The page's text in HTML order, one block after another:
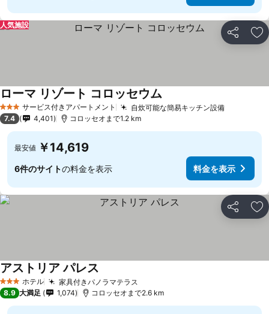
シェア お
人気施設
3 ホテルのランク
サービス付きアパートメント 自炊可能な簡易キッチン設備
ローマ リゾート コロッセウム
7.4 4,401 コロッセオまで1.2 km
最安値 ￥14,619
6件のサイトの料金を表示 料金を表示
シェア お
3 ホテルのランク
ホテル 家具付きパノラマテラス
アストリア パレス
8.9 大満足 1,074 コロッセオまで2.6 km